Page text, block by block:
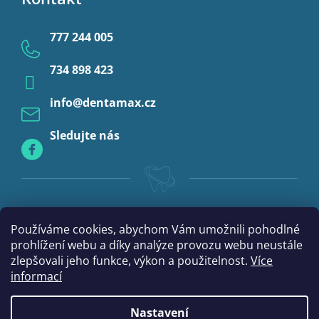
Používáme cookies, abychom Vám umožnili pohodlné
prohlížení webu a díky analýze provozu webu neustále
zlepšovali jeho funkce, výkon a použitelnost. Více
informací
Nastavení
Anestezie
Profylaxe
info@dentamax.cz
777 244 005
734 898 423
Sledujte nás
Vytvořil Shoptet